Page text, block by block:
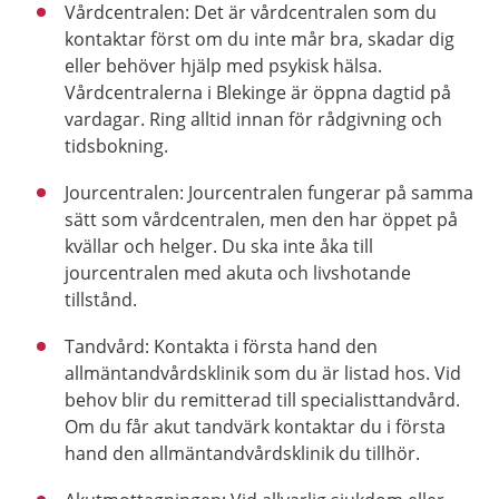
Vårdcentralen: Det är vårdcentralen som du
kontaktar först om du inte mår bra, skadar dig
eller behöver hjälp med psykisk hälsa.
Vårdcentralerna i Blekinge är öppna dagtid på
vardagar. Ring alltid innan för rådgivning och
tidsbokning.
Jourcentralen: Jourcentralen fungerar på samma
sätt som vårdcentralen, men den har öppet på
kvällar och helger. Du ska inte åka till
jourcentralen med akuta och livshotande
tillstånd.
Tandvård: Kontakta i första hand den
allmäntandvårdsklinik som du är listad hos. Vid
behov blir du remitterad till specialisttandvård.
Om du får akut tandvärk kontaktar du i första
hand den allmäntandvårdsklinik du tillhör.